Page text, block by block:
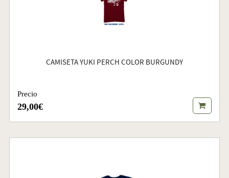
CAMISETA YUKI PERCH COLOR BURGUNDY
Precio
29,00€